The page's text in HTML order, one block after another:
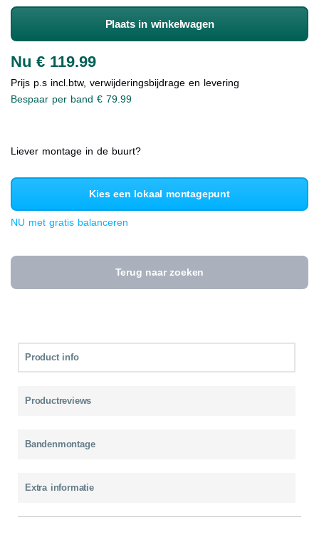
Plaats in winkelwagen
Nu € 119.99
Prijs p.s incl.btw, verwijderingsbijdrage en levering
Bespaar per band € 79.99
Liever montage in de buurt?
Kies een lokaal montagepunt
NU met gratis balanceren
Terug naar zoeken
Product info
Productreviews
Bandenmontage
Extra informatie